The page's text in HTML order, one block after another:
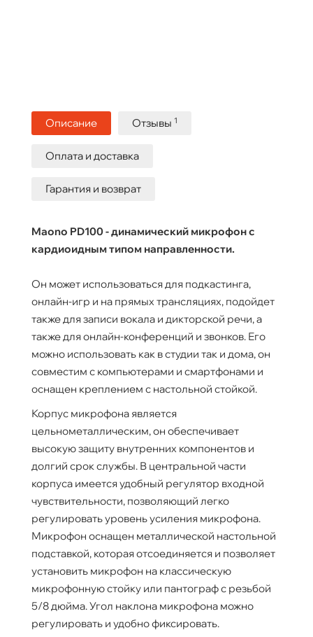
Описание Отзывы 1
Оплата и доставка
Гарантия и возврат
Maono PD100 - динамический микрофон с
кардиоидным типом направленности.
Он может использоваться для подкастинга,
онлайн-игр и на прямых трансляциях, подойдет
также для записи вокала и дикторской речи, а
также для онлайн-конференций и звонков. Его
можно использовать как в студии так и дома, он
совместим с компьютерами и смартфонами и
оснащен креплением с настольной стойкой.
Корпус микрофона является
цельнометаллическим, он обеспечивает
высокую защиту внутренних компонентов и
долгий срок службы. В центральной части
корпуса имеется удобный регулятор входной
чувствительности, позволяющий легко
регулировать уровень усиления микрофона.
Микрофон оснащен металлической настольной
подставкой, которая отсоединяется и позволяет
установить микрофон на классическую
микрофонную стойку или пантограф с резьбой
5/8 дюйма. Угол наклона микрофона можно
регулировать и удобно фиксировать.